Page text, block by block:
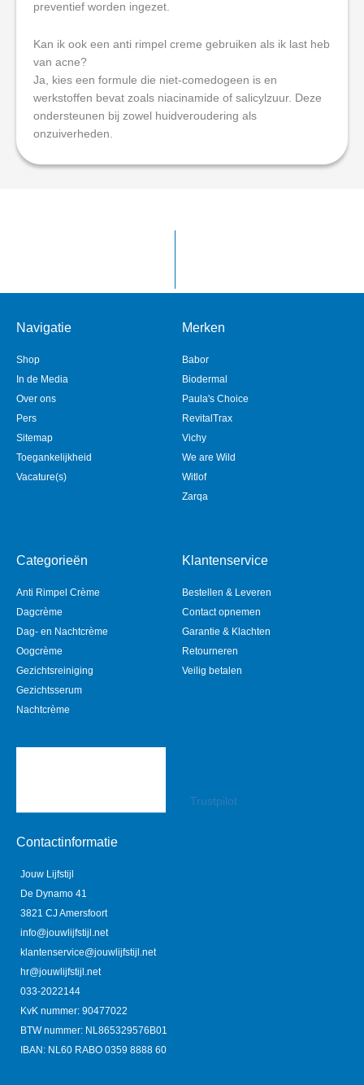
preventief worden ingezet.
Kan ik ook een anti rimpel creme gebruiken als ik last heb
van acne?
Ja, kies een formule die niet-comedogeen is en
werkstoffen bevat zoals niacinamide of salicylzuur. Deze
ondersteunen bij zowel huidveroudering als
onzuiverheden.
Navigatie
Shop
In de Media
Over ons
Pers
Sitemap
Toegankelijkheid
Vacature(s)
Merken
Babor
Biodermal
Paula's Choice
RevitalTrax
Vichy
We are Wild
Witlof
Zarqa
Categorieën
Anti Rimpel Crème
Dagcrème
Dag- en Nachtcrème
Oogcrème
Gezichtsreiniging
Gezichtsserum
Nachtcrème
Klantenservice
Bestellen & Leveren
Contact opnemen
Garantie & Klachten
Retourneren
Veilig betalen
Trustpilot
Contactinformatie
Jouw Lijfstijl
De Dynamo 41
3821 CJ Amersfoort
info@jouwlijfstijl.net
klantenservice@jouwlijfstijl.net
hr@jouwlijfstijl.net
033-2022144
KvK nummer: 90477022
BTW nummer: NL865329576B01
IBAN: NL60 RABO 0359 8888 60